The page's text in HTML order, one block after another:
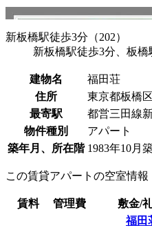
新板橋駅徒歩3分（202）
新板橋駅徒歩3分、板
建物名
福田荘
住所
東京都板橋
最寄駅
都営三田線
物件種別
アパート
築年月、所在階 1983年10月
この賃貸アパートの空室情報
賃料 管理費 敷金/
福田